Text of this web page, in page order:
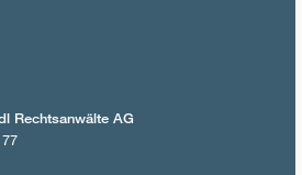
Rechtsanwälte AG